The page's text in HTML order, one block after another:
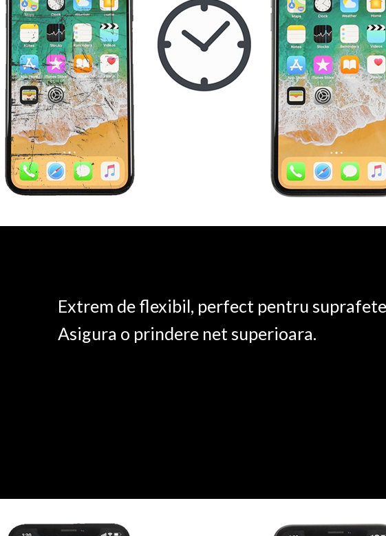
Extrem de flexibil, perfect pentru
Asigura o prindere net superioara.